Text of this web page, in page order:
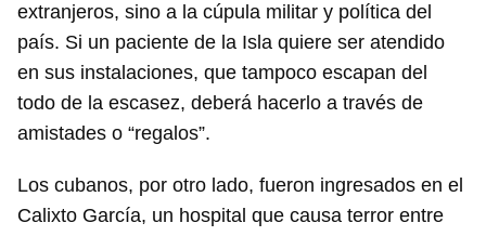
extranjeros, sino a la cúpula militar y política del
país. Si un paciente de la Isla quiere ser atendido
en sus instalaciones, que tampoco escapan del
todo de la escasez, deberá hacerlo a través de
amistades o “regalos”.
Los cubanos, por otro lado, fueron ingresados en el
Calixto García, un hospital que causa terror entre